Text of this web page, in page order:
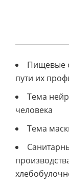
Пищевые
пути их
Тема
человека
Тема